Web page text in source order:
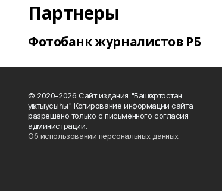
Партнеры
Фотобанк журналистов РБ
© 2020-2026 Сайт издания "Башҡортостан
уҡытыусыһы" Копирование информации сайта
разрешено только с письменного согласия
администрации.
Об использовании персональных данных